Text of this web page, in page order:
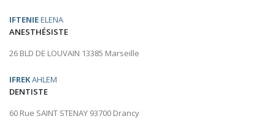
IFTENIEELENA
ANESTHÉSISTE
26 BLD DE LOUVAIN 13385 Marseille
IFREKAHLEM
DENTISTE
60 Rue SAINT STENAY 93700 Drancy